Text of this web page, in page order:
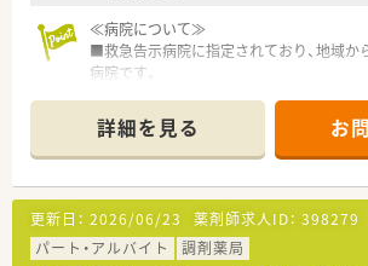
≪病院について≫
■救急告示病院に指定されており、地域か
病院です。
■ベテランの薬剤師さんが複数名在籍して
上の体制をとっているので新卒・未経験の
めの環境です！
■17時終業で残業なしで帰れる日が殆ど
もございません。ワークライフバランスが
働きたい方にピッタリの求人です！
詳細を見る お
更新日： 2026/06/23 薬剤師求人ID： 398279
パート・アルバイト
調剤薬局